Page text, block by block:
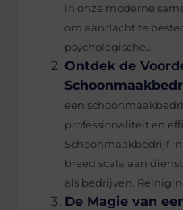
in onze moderne
om aandacht te
psychologische...
Ontdek de
een
professionaliteit en
Schoonmaakbedrijf
breed scala aan
als bedrijven.
De Magie van